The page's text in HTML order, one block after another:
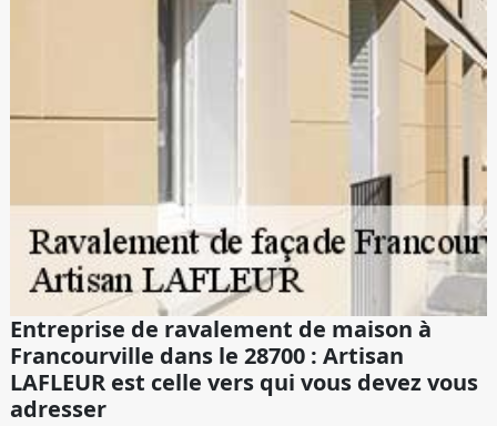
Entreprise de ravalement de maison à
Francourville dans le 28700 : Artisan
LAFLEUR est celle vers qui vous devez vous
adresser